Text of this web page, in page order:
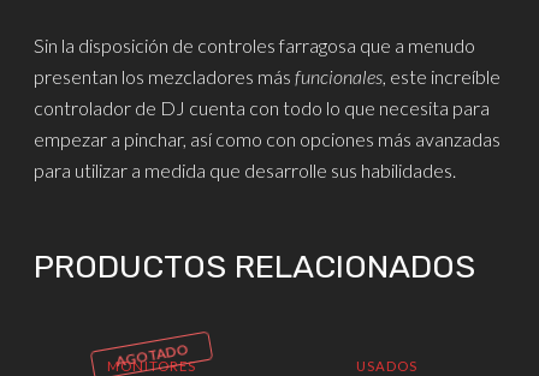
Sin la disposición de controles farragosa que a menudo
presentan los mezcladores másfuncionales, este increíble
controlador de DJ cuenta con todo lo que necesita para
empezar a pinchar, así como con opciones más avanzadas
para utilizar a medida que desarrolle sus habilidades.
PRODUCTOS RELACIONADOS
AGOTADO
MONITORES USADOS